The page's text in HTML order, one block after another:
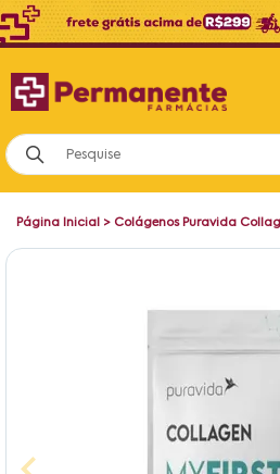
Página Inicial > Colágenos Puravida